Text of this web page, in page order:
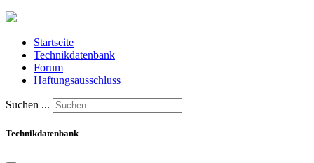
Startseite
Technikdatenbank
Forum
Haftungsausschluss
Suchen ...
Technikdatenbank